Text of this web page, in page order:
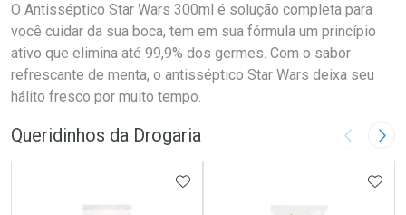
O Antisséptico Star Wars 300ml é solução completa para
você cuidar da sua boca, tem em sua fórmula um princípio
ativo que elimina até 99,9% dos germes. Com o sabor
refrescante de menta, o antisséptico Star Wars deixa seu
hálito fresco por muito tempo.
Queridinhos da Drogaria Imagem
ADICIONAR AOS FAVORITOS